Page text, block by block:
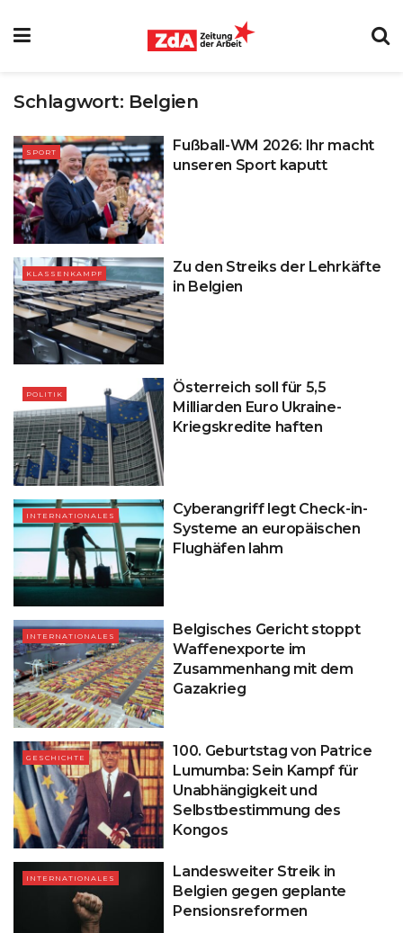
Schlagwort: Belgien
SPORT
Fußball-WM 2026: Ihr macht
unseren Sport kaputt
KLASSENKAMPF
Zu den Streiks der Lehrkäfte
in Belgien
POLITIK
Österreich soll für 5,5
Milliarden Euro Ukraine-
Kriegskredite haften
INTERNATIONALES
Cyberangriff legt Check-in-
Systeme an europäischen
Flughäfen lahm
INTERNATIONALES
Belgisches Gericht stoppt
Waffenexporte im
Zusammenhang mit dem
Gazakrieg
GESCHICHTE
100. Geburtstag von Patrice
Lumumba: Sein Kampf für
Unabhängigkeit und
Selbstbestimmung des
Kongos
INTERNATIONALES
Landesweiter Streik in
Belgien gegen geplante
Pensionsreformen